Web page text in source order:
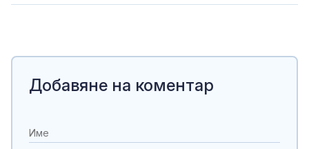
Добавяне на коментар